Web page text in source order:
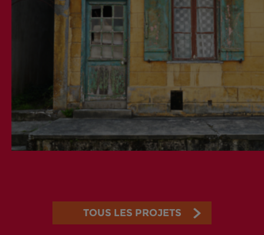
TOUS LES PROJETS